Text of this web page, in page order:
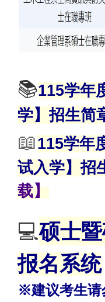
📚115学年
学】招生简
📖115学年
试入学】招
载】
💻硕士
报名系统
※建议考生请